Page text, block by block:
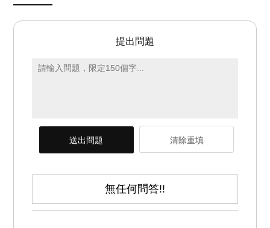
提出問題
送出問題 清除重填
無任何問答!!